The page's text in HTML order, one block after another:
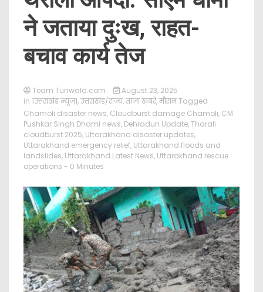
ने जताया दुःख, राहत-
बचाव कार्य तेज
Team Tunwala.com
August 23, 2025
in 1उत्तराखंड न्यूज़1,उत्तराखंड/राज्य,ताज़ा खबरे,मौसमTagged
Chamoli disaster news, Cloudburst damage Chamoli, CM
Pushkar Singh Dhami news, Dehradun Update,Tharali
cloudburst 2025, Uttarakhand disaster updates,
Uttarakhand emergency relief, Uttarakhand floods and
landslides, Uttarakhand Latest News, Uttarakhand rescue
operations - 0 Minutes